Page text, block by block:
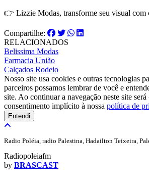
👉 Lizzie Modas, transforme seu visual com
Compartilhe:
RELACIONADOS
Belissima Modas
Farmacia União
Calçados Rodeio
Nosso site usa cookies e outras tecnologias
parceiros possamos lembrar de você e
site. Ao continuar a navegação neste site
consentimento implícito à nossa política de
Entendi
Radio Poléia, radio Palestina, Hadailton Teixeira,
Radiopoleiafm
by BRASCAST